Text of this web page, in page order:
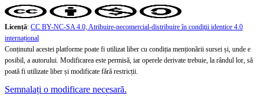
Licență: CC BY-NC-SA 4.0, Atribuire-necomercial-distribuire în condiţii identice 4.0
internațional
Conținutul acestei platforme poate fi utilizat liber cu condiția menționării sursei și, unde e
posibil, a autorului. Modificarea este permisă, iar operele derivate trebuie, la rândul lor, să
poată fi utilizate liber și modificate fără restricții.
Semnalați o modificare necesară.